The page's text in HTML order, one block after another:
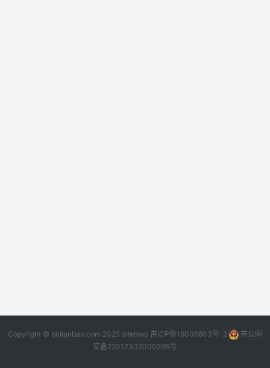
Copyright © bidianbao.com 2025 sitemap 吉ICP备16006803号-2
吉公网
安备22017302000395号